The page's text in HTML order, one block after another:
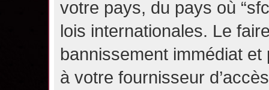
votre pays, du pays où
lois internationales. Le
bannissement immédiat
à votre fournisseur